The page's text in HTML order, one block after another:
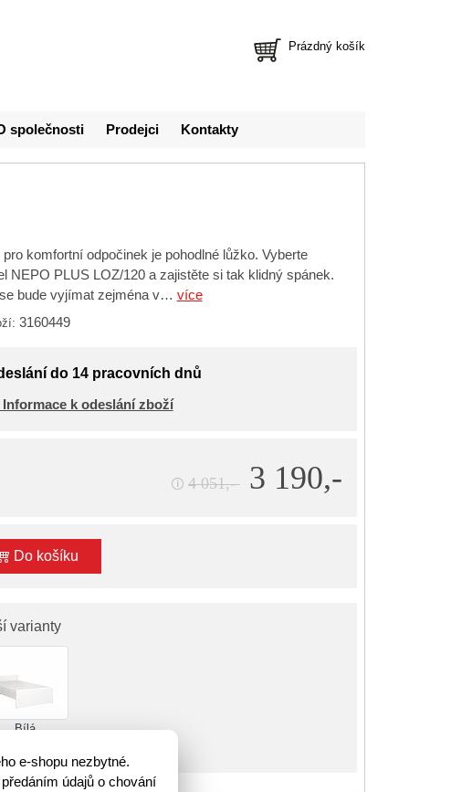
Prázdný košík
společnosti Prodejci Kontakty
pro komfortní odpočinek je pohodlné lůžko. Vyberte
NEPO PLUS LOZ/120 a zajistěte si tak klidný spánek.
bude vyjímat zejména v… více
3160449
do 14 pracovních dnů
k odeslání zboží
🛈 4 051,- 3 190,-
Do košíku
varianty
Bílá
e-shopu nezbytné.
údajů o chování